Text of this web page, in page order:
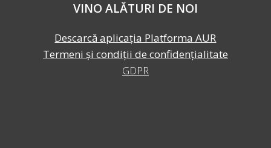
VINO ALĂTURI DE NOI
Descarcă aplicația Platforma AUR
Termeni și condiții de confidențialitate
GDPR